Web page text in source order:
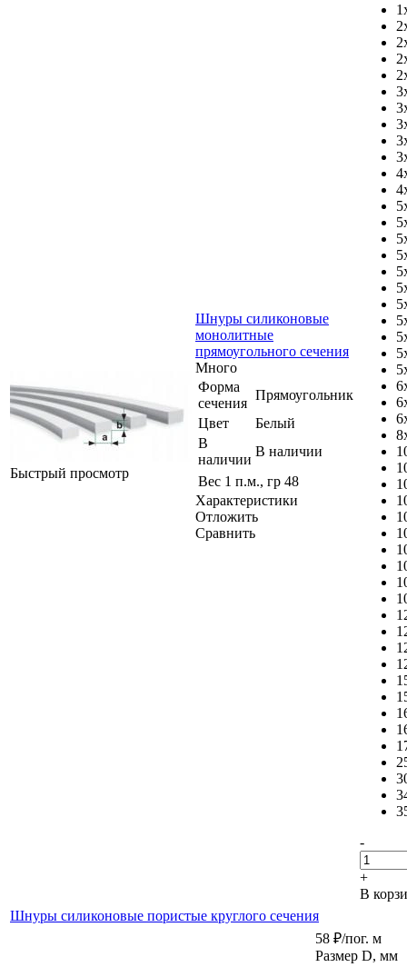
Быстрый просмотр
Шнуры силиконовые
монолитные
прямоугольного сечения
Много
Форма
сечения
Прямоугольник
Цвет
Белый
В
наличии
В наличии
Вес 1 п.м., гр 48
Характеристики
Отложить
Сравнить
-
+
В
Шнуры силиконовые пористые круглого сечения
58 ₽/пог. м
Размер D, мм